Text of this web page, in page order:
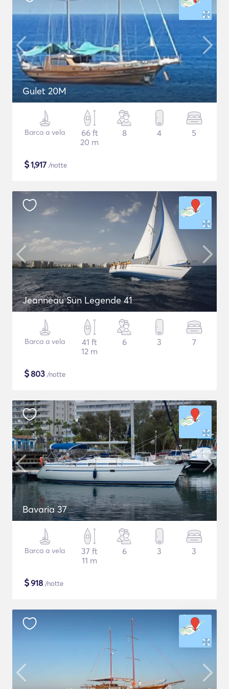
Gulet 20M
Barca a vela
66 ft
20 m
8 4 5
$1,917 /notte
Jeanneau Sun Legende 41
Barca a vela
41 ft
12 m
6 3 7
$803 /notte
Bavaria 37
Barca a vela
37 ft
11 m
6 3 3
$918 /notte